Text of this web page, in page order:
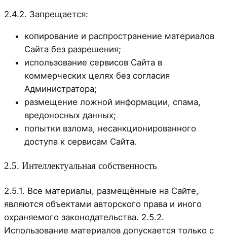
2.4.2. Запрещается:
копирование и распространение материалов
Сайта без разрешения;
использование сервисов Сайта в
коммерческих целях без согласия
Администратора;
размещение ложной информации, спама,
вредоносных данных;
попытки взлома, несанкционированного
доступа к сервисам Сайта.
2.5. Интеллектуальная собственность
2.5.1. Все материалы, размещённые на Сайте,
являются объектами авторского права и иного
охраняемого законодательства. 2.5.2.
Использование материалов допускается только с